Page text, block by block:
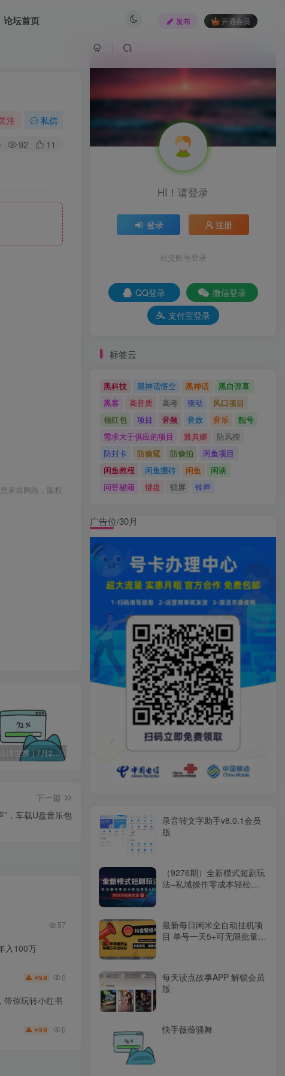
论坛首页 发布 开通会员
注 私信
92 11
来自网络，版权
60秒读懂世界 | 7月24日 星期五
下一篇
”，车载U盘音乐包
57
入100万
￥9.9 0
带你玩转小红书
￥9.9 0
HI！请登录
登录 注册
社交账号登录
QQ登录
微信登录
支付宝登录
标签云
黑科技 黑神话悟空 黑神话
黑白弹幕
黑客
高音质 高考 驱动
风口项目
领红包
项目 音频 音效 音乐
靓号
需求大于供应的项目
雅典娜
防风控
防封卡
防偷窥 防偷拍
闲鱼项目
闲鱼教程
闲鱼搬砖 闲鱼
闲谈
问答秘籍
键盘 锁屏 铃声
广告位/30月
录音转文字助手v8.0.1会员
版
（9276期）全新模式短剧玩
法–私域操作零成本轻松日
最新每日闲米全自动挂机项
目 单号一天5+可无限批量放
每天读点故事APP 解锁会员
版
快手薇薇骚舞